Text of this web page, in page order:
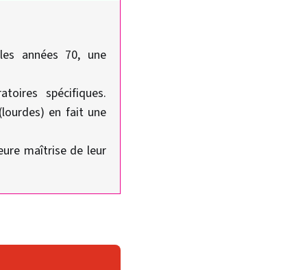
années 70, une
spécifiques.
en fait une
maîtrise de leur